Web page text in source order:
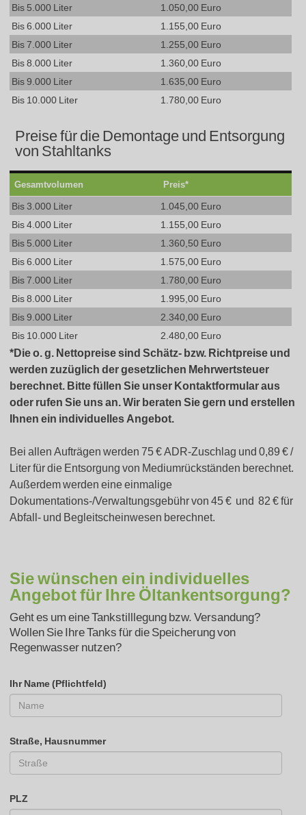
Bis 5.000 Liter
1.050,00 Euro
Bis 6.000 Liter
1.155,00 Euro
Bis 7.000 Liter
1.255,00 Euro
Bis 8.000 Liter
1.360,00 Euro
Bis 9.000 Liter
1.635,00 Euro
Bis 10.000 Liter
1.780,00 Euro
Preise für die Demontage und Entsorgung
von Stahltanks
Gesamtvolumen Preis*
Bis 3.000 Liter
1.045,00 Euro
Bis 4.000 Liter
1.155,00 Euro
Bis 5.000 Liter
1.360,50 Euro
Bis 6.000 Liter
1.575,00 Euro
Bis 7.000 Liter
1.780,00 Euro
Bis 8.000 Liter
1.995,00 Euro
Bis 9.000 Liter
2.340,00 Euro
Bis 10.000 Liter
2.480,00 Euro
*Die o. g. Nettopreise sind Schätz- bzw. Richtpreise und
werden zuzüglich der gesetzlichen Mehrwertsteuer
berechnet. Bitte füllen Sie unser Kontaktformular aus
oder rufen Sie uns an. Wir beraten Sie gern und erstellen
Ihnen ein individuelles Angebot.
Bei allen Aufträgen werden 75 € ADR-Zuschlag und 0,89 € /
Liter für die Entsorgung von Mediumrückständen berechnet.
Außerdem werden eine einmalige
Dokumentations-/Verwaltungsgebühr von 45 € und 82 € für
Abfall- und Begleitscheinwesen berechnet.
Sie wünschen ein individuelles
Angebot für Ihre Öltankentsorgung?
Geht es um eine Tankstilllegung bzw. Versandung?
Wollen Sie Ihre Tanks für die Speicherung von
Regenwasser nutzen?
Ihr Name (Pflichtfeld)
Straße, Hausnummer
PLZ